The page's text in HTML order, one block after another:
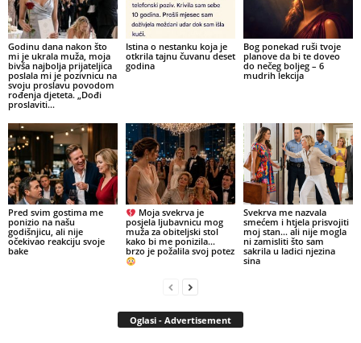
Godinu dana nakon što
mi je ukrala muža, moja
bivša najbolja prijateljica
poslala mi je pozivnicu na
svoju proslavu povodom
rođenja djeteta. „Dođi
proslaviti...
Istina o nestanku koja je
otkrila tajnu čuvanu deset
godina
Bog ponekad ruši tvoje
planove da bi te doveo
do nečeg boljeg – 6
mudrih lekcija
Pred svim gostima me
ponizio na našu
godišnjicu, ali nije
očekivao reakciju svoje
bake
Moja svekrva je
posjela ljubavnicu mog
muža za obiteljski stol
kako bi me ponizila…
brzo je požalila svoj potez
Svekrva me nazvala
smećem i htjela prisvojiti
moj stan… ali nije mogla
ni zamisliti što sam
sakrila u ladici njezina
sina
Oglasi - Advertisement